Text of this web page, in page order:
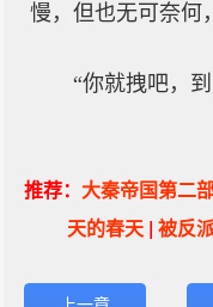
慢，但也无可奈何
“你就拽吧，
推荐： 大秦帝国第二
天的春天 | 被反